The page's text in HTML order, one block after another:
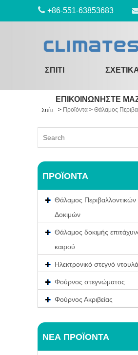
+86-551-63853683
ΣΠΊΤΙ
ΕΠΙΚΟΙΝΩΝΉΣΤΕ
Σπίτι > Προϊόντα > Θάλαμος
ΠΡΟΪΌΝΤΑ
Θάλαμος Περιβαλλοντικών
Δοκιμών
Θάλαμος δοκιμής
καιρού
Ηλεκτρονικό στεγνό
Φούρνος στεγνώματος
Φούρνος Ακριβείας
ΝΈΑ ΠΡΟΪΌΝΤΑ